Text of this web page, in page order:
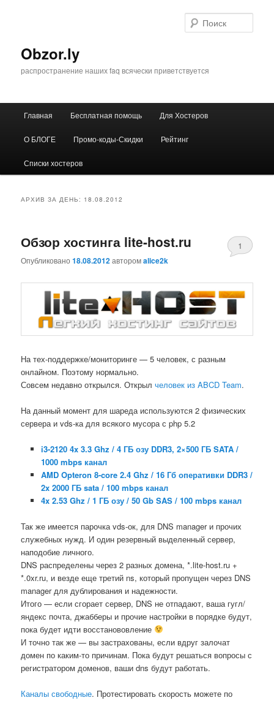
Obzor.ly
распространение наших faq всячески приветствуется
Главная Бесплатная помощь Для Хостеров
О БЛОГЕ Промо-коды-Скидки Рейтинг
Списки хостеров
АРХИВ ЗА ДЕНЬ: 18.08.2012
Обзор хостинга lite-host.ru
Опубликовано18.08.2012авторомalice2k
1
На тех-поддержке/мониторинге — 5 человек, с разным
онлайном. Поэтому нормально.
Совсем недавно открылся. Открылчеловек из ABCD Team.
На данный момент для шареда используются 2 физических
сервера и vds-ка для всякого мусора с php 5.2
i3-2120 4x 3.3 Ghz / 4 ГБ озу DDR3, 2×500 ГБ SATA /
1000 mbps канал
AMD Opteron 8-core 2.4 Ghz / 16 Гб оперативки DDR3 /
2x 2000 ГБ sata / 100 mbps канал
4x 2.53 Ghz / 1 ГБ озу / 50 Gb SAS / 100 mbps канал
Так же имеется парочка vds-ок, для DNS manager и прочих
служебных нужд. И один резервный выделенный сервер,
наподобие личного.
DNS распределены через 2 разных домена, *.lite-host.ru +
*.0xr.ru, и везде еще третий ns, который пропущен через DNS
manager для дублирования и надежности.
Итого — если сгорает сервер, DNS не отпадают, ваша гугл/
яндекс почта, джабберы и прочие настройки в порядке будут,
пока будет идти восстанововление
И точно так же — вы застрахованы, если вдруг залочат
домен по каким-то причинам. Пока будут решаться вопросы с
регистратором доменов, ваши dns будут работать.
Каналы свободные. Протестировать скорость можете по